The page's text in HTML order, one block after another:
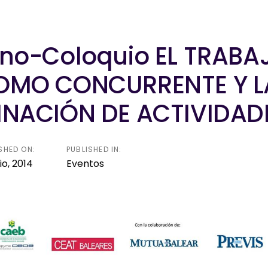
Coloquio EL
CONCURRENTE Y
DE
ON:
2014
PUBLISHED IN:
Eventos